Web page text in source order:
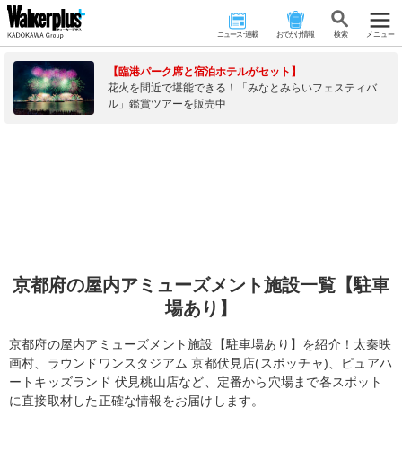
ニュース･連載 おでかけ情報 検 索 メニュー
【臨港パーク席と宿泊ホテルがセット】
花火を間近で堪能できる！「みなとみらいフェスティバ
ル」鑑賞ツアーを販売中
京都府の屋内アミューズメント施設一覧【駐車
場あり】
京都府の屋内アミューズメント施設【駐車場あり】を紹介！太秦映
画村、ラウンドワンスタジアム 京都伏見店(スポッチャ)、ピュアハ
ートキッズランド 伏見桃山店など、定番から穴場まで各スポット
に直接取材した正確な情報をお届けします。